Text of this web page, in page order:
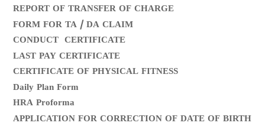
REPORT OF TRANSFER OF CHARGE
FORM FOR TA / DA CLAIM
CONDUCT CERTIFICATE
LAST PAY CERTIFICATE
CERTIFICATE OF PHYSICAL FITNESS
Daily Plan Form
HRA Proforma
APPLICATION FOR CORRECTION OF DATE OF BIRTH